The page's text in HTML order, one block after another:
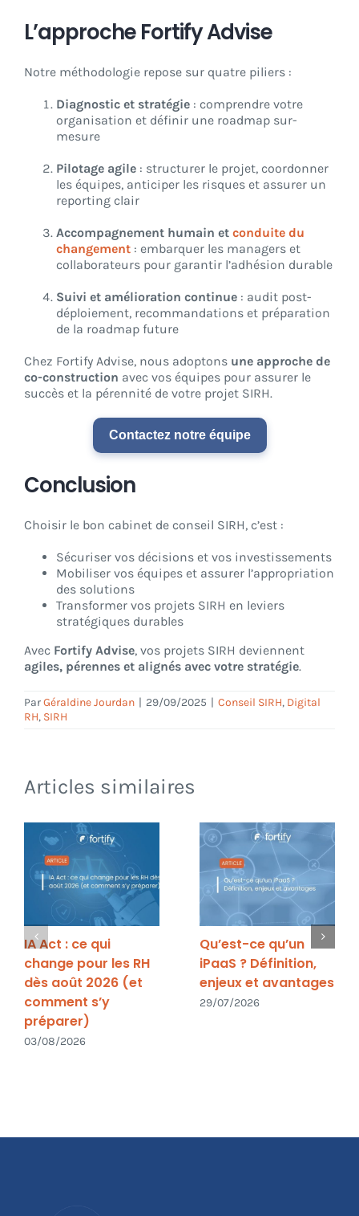
L’approche Fortify Advise
Notre méthodologie repose sur quatre piliers :
Diagnostic et stratégie : comprendre votre
organisation et définir une roadmap sur-
mesure
Pilotage agile : structurer le projet, coordonner
les équipes, anticiper les risques et assurer un
reporting clair
Accompagnement humain et conduite du
changement : embarquer les managers et
collaborateurs pour garantir l’adhésion durable
Suivi et amélioration continue : audit post-
déploiement, recommandations et préparation
de la roadmap future
Chez Fortify Advise, nous adoptons une approche de
co-construction avec vos équipes pour assurer le
succès et la pérennité de votre projet SIRH.
Contactez notre équipe
Conclusion
Choisir le bon cabinet de conseil SIRH, c’est :
Sécuriser vos décisions et vos investissements
Mobiliser vos équipes et assurer l’appropriation
des solutions
Transformer vos projets SIRH en leviers
stratégiques durables
Avec Fortify Advise, vos projets SIRH deviennent
agiles, pérennes et alignés avec votre stratégie.
ParGéraldine Jourdan | 29/09/2025 | Conseil SIRH, Digital
RH, SIRH
Articles similaires
IA Act : ce qui
change pour les RH
dès août 2026 (et
comment s’y
préparer)
03/08/2026
Qu’est-ce qu’un
iPaaS ? Définition,
enjeux et avantages
29/07/2026